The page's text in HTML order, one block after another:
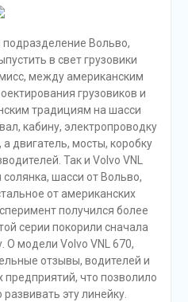
подразделение Вольво,
в свет грузовики
между американским
грузовиков и
традициям на шасси
кабину, электропроводку
двигатель, мосты, коробку
Так и Volvo VNL
солянка, шасси от Вольво,
от американских
получился более
серии покорили сначала
О модели Volvo VNL 670,
отзывы, водителей и
что позволило
эту линейку.